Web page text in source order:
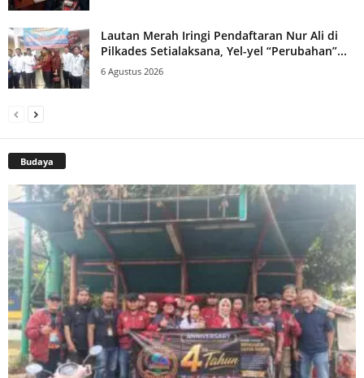
Lautan Merah Iringi Pendaftaran Nur Ali di
Pilkades Setialaksana, Yel-yel “Perubahan”...
6 Agustus 2026
Budaya